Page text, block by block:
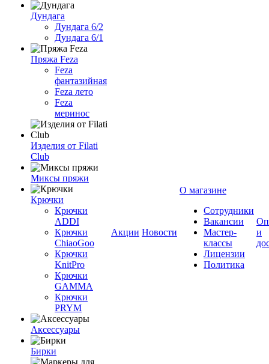
Дундага
Дундага 6/2
Дундага 6/1
Пряжа Feza
Feza
фантазийная
Feza лето
Feza
меринос
Изделия от Filati
Club
Миксы пряжи
Крючки
Крючки
ADDI
Крючки
ChiaoGoo
Крючки
KnitPro
Крючки
GAMMA
Крючки
PRYM
Аксессуары
Бирки
Акции Новости
О магазине
Сотрудники
Вакансии
Мастер-
классы
Лицензии
Политика
и